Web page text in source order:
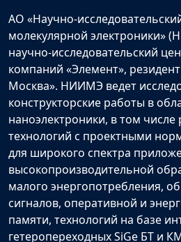
АО «Научно-
молекулярной электроники»
научно-исследовательский
компаний «Элемент»,
Москва». НИИМЭ ведет
конструкторские работы в
наноэлектроники, в том числе
технологий с проектными
для широкого спектра
высокопроизводительной
малого энергопотребления,
сигналов, оперативной и
памяти, технологий на базе
гетеропереходных SiGe БТ и